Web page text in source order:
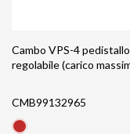
Cambo VPS-4
regolabile (carico
CMB99132965